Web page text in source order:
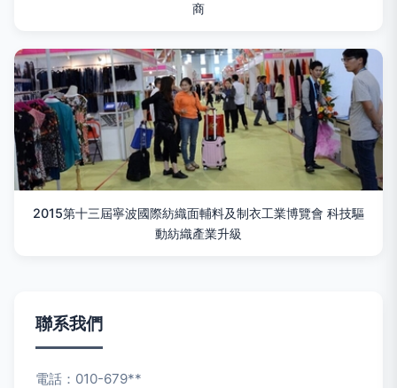
商
2015第十三屆寧波國際紡織面輔料及制衣工業博覽會 科技驅
動紡織產業升級
聯系我們
電話：010-679**